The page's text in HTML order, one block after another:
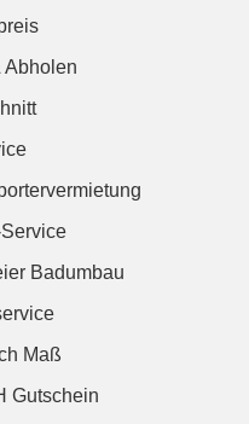
Abholen
Badumbau
Maß
Gutschein